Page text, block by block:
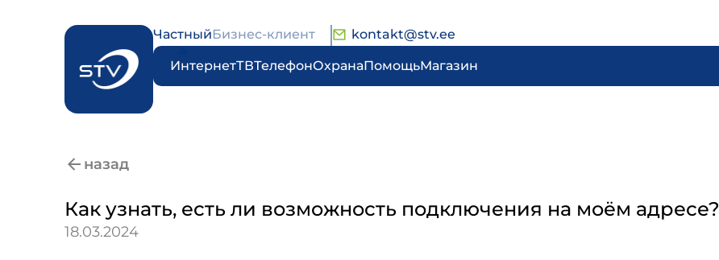
ЧастныйБизнес-клиент kontakt@stv.ee
ИнтернетТВТелефонОхранаПомощьМагазин
назад
Как узнать, есть ли возможность подключения на моём адресе?
18.03.2024